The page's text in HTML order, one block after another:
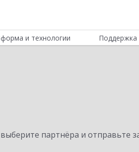
и технологии Поддержка
партнёра и отправьте